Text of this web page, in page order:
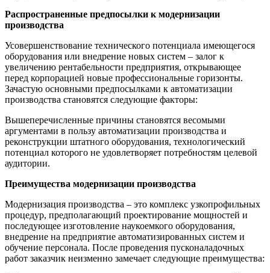
Распространенные предпосылки к модернизации
производства
Усовершенствование технического потенциала имеющегося
оборудования или внедрение новых систем – залог к
увеличению рентабельности предприятия, открывающее
перед корпорацией новые профессиональные горизонты.
Зачастую основными предпосылками к автоматизации
производства становятся следующие факторы:
Вышеперечисленные причины становятся весомыми
аргументами в пользу автоматизации производства и
реконструкции штатного оборудования, технологический
потенциал которого не удовлетворяет потребностям целевой
аудитории.
Преимущества модернизации производства
Модернизация производства – это комплекс узкопрофильных
процедур, предполагающий проектирование мощностей и
последующее изготовление наукоемкого оборудования,
внедрение на предприятие автоматизированных систем и
обучение персонала. После проведения пусконаладочных
работ заказчик неизменно замечает следующие преимущества: